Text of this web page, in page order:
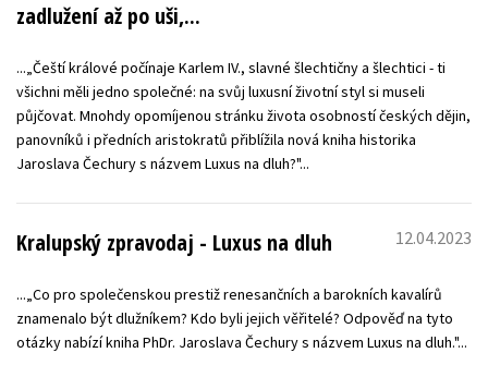
zadlužení až po uši,...
...„Čeští králové počínaje Karlem IV., slavné šlechtičny a šlechtici - ti
všichni měli jedno společné: na svůj luxusní životní styl si museli
půjčovat. Mnohdy opomíjenou stránku života osobností českých dějin,
panovníků i předních aristokratů přiblížila nová kniha historika
Jaroslava Čechury s názvem Luxus na dluh?"...
Kralupský zpravodaj - Luxus na dluh 12.04.2023
...„Co pro společenskou prestiž renesančních a barokních kavalírů
znamenalo být dlužníkem? Kdo byli jejich věřitelé? Odpověď na tyto
otázky nabízí kniha PhDr. Jaroslava Čechury s názvem Luxus na dluh."...